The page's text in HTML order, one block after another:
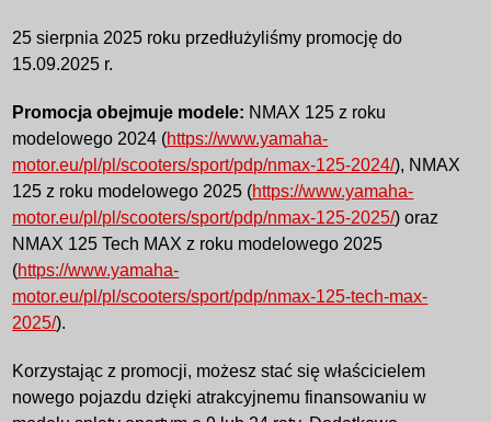
25 sierpnia 2025 roku przedłużyliśmy promocję do
15.09.2025 r.
Promocja obejmuje modele: NMAX 125 z roku
modelowego 2024 (https://www.yamaha-
motor.eu/pl/pl/scooters/sport/pdp/nmax-125-2024/), NMAX
125 z roku modelowego 2025 (https://www.yamaha-
motor.eu/pl/pl/scooters/sport/pdp/nmax-125-2025/) oraz
NMAX 125 Tech MAX z roku modelowego 2025
(https://www.yamaha-
motor.eu/pl/pl/scooters/sport/pdp/nmax-125-tech-max-
2025/).
Korzystając z promocji, możesz stać się właścicielem
nowego pojazdu dzięki atrakcyjnemu finansowaniu w